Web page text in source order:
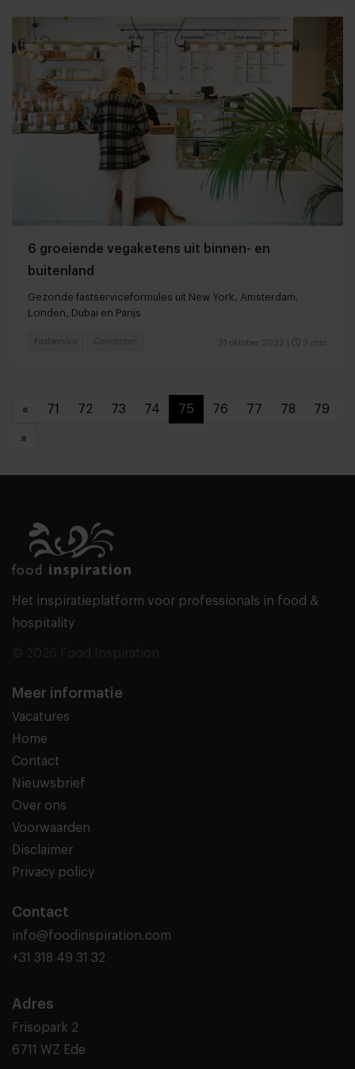
6 groeiende vegaketens uit binnen- en
buitenland
Gezonde fastserviceformules uit New York, Amsterdam,
Londen, Dubai en Parijs
31 oktober 2022 3 min
Fastservice Concepten
« 71 72 73 74 75 76 77 78 79
»
Het inspiratieplatform voor professionals in food &
hospitality
Meer informatie
Vacatures
Home
Contact
Nieuwsbrief
Over ons
Voorwaarden
Disclaimer
Privacy policy
Contact
info@foodinspiration.com
+31 318 49 31 32
Adres
Frisopark 2
6711 WZ Ede